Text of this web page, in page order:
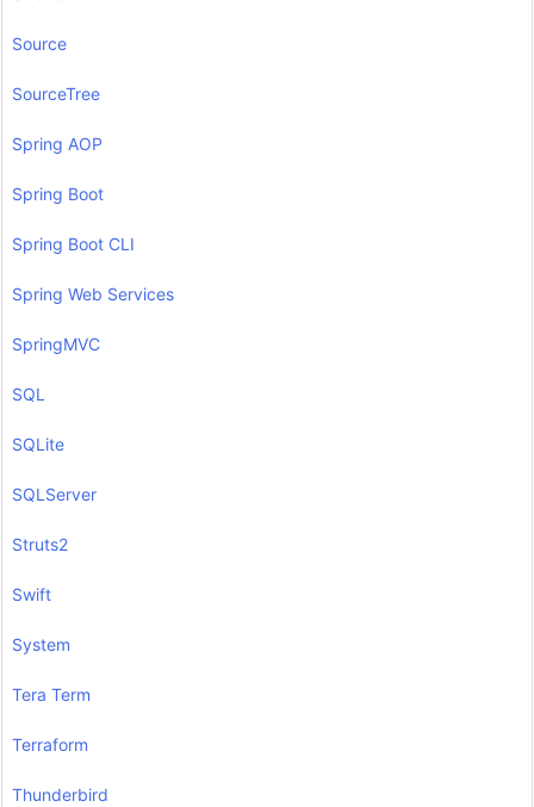
Source
SourceTree
Spring AOP
Spring Boot
Spring Boot CLI
Spring Web Services
SpringMVC
SQL
SQLite
SQLServer
Struts2
Swift
System
Tera Term
Terraform
Thunderbird